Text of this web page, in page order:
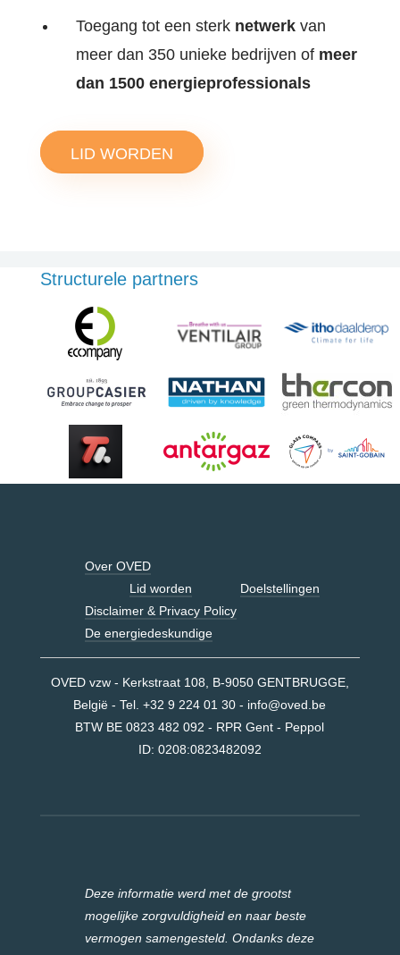
Toegang tot een sterk netwerkvan
meer dan 350 unieke bedrijven of meer
dan 1500 energieprofessionals
LID WORDEN
Structurele partners
Over OVED
Lid worden
Doelstellingen
Disclaimer & Privacy Policy
De energiedeskundige
OVED vzw - Kerkstraat 108, B-9050 GENTBRUGGE,
België - Tel. +32 9 224 01 30 - info@oved.be
BTW BE 0823 482 092 - RPR Gent - Peppol
ID: 0208:0823482092
Deze informatie werd met de grootst
mogelijke zorgvuldigheid en naar beste
vermogen samengesteld. Ondanks deze